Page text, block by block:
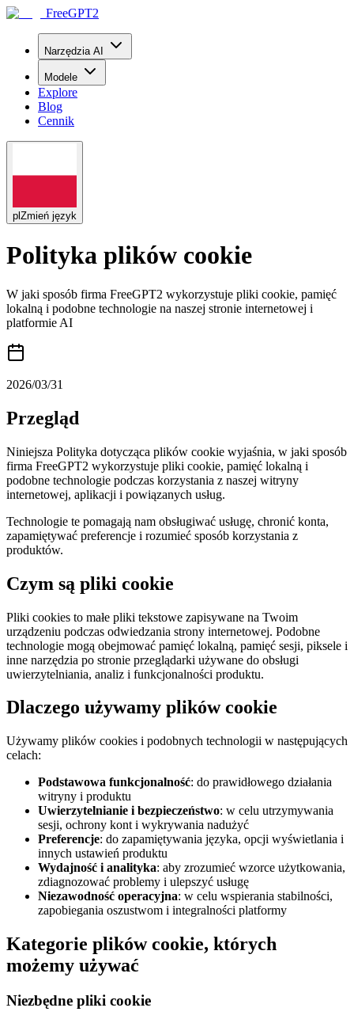
FreeGPT2
Narzędzia AI
Modele
Explore
Blog
Cennik
pl Zmień język
Polityka plików cookie
W jaki sposób firma FreeGPT2 wykorzystuje pliki cookie, pamięć
lokalną i podobne technologie na naszej stronie internetowej i
platformie AI
2026/03/31
Przegląd
Niniejsza Polityka dotycząca plików cookie wyjaśnia, w jaki sposób
firma FreeGPT2 wykorzystuje pliki cookie, pamięć lokalną i
podobne technologie podczas korzystania z naszej witryny
internetowej, aplikacji i powiązanych usług.
Technologie te pomagają nam obsługiwać usługę, chronić konta,
zapamiętywać preferencje i rozumieć sposób korzystania z
produktów.
Czym są pliki cookie
Pliki cookies to małe pliki tekstowe zapisywane na Twoim
urządzeniu podczas odwiedzania strony internetowej. Podobne
technologie mogą obejmować pamięć lokalną, pamięć sesji, piksele i
inne narzędzia po stronie przeglądarki używane do obsługi
uwierzytelniania, analiz i funkcjonalności produktu.
Dlaczego używamy plików cookie
Używamy plików cookies i podobnych technologii w następujących
celach:
Podstawowa funkcjonalność: do prawidłowego działania
witryny i produktu
Uwierzytelnianie i bezpieczeństwo: w celu utrzymywania
sesji, ochrony kont i wykrywania nadużyć
Preferencje: do zapamiętywania języka, opcji wyświetlania i
innych ustawień produktu
Wydajność i analityka: aby zrozumieć wzorce użytkowania,
zdiagnozować problemy i ulepszyć usługę
Niezawodność operacyjna: w celu wspierania stabilności,
zapobiegania oszustwom i integralności platformy
Kategorie plików cookie, których
możemy używać
Niezbędne pliki cookie